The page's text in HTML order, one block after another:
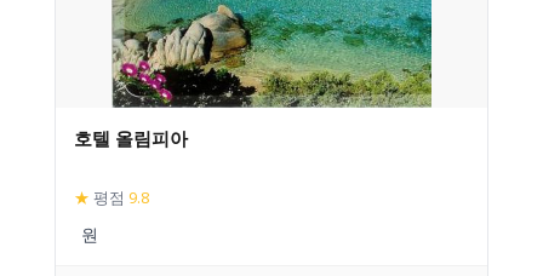
호텔 올림피아
★ 평점 9.8